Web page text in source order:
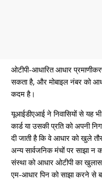
ओटीपी-आधारित आधार
सकता है, और मोबाइल नंबर को
कदम है।
यूआईडीएआई ने निवासियों से यह
कार्ड या उसकी प्रति को अपनी
दी जाती है कि वे आधार को खुले
अन्य सार्वजनिक मंचों पर साझा
संस्था को आधार ओटीपी का
एम-आधार पिन को साझा करने से